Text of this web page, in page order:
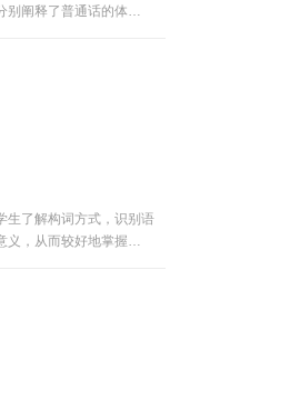
阐释了普通话的体系标
生了解构词方式，识别语
，从而较好地掌握英语